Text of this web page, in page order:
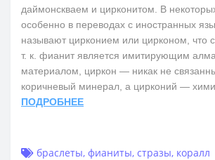
даймонскваем и цирконитом. В
особенно в переводах с иностранных
называют цирконием или цирконом, что
т. к. фианит является имитирующим
материалом, циркон — никак не
коричневый минерал, а цирконий —
ПОДРОБНЕЕ
браслеты, фианиты, стразы, коралл